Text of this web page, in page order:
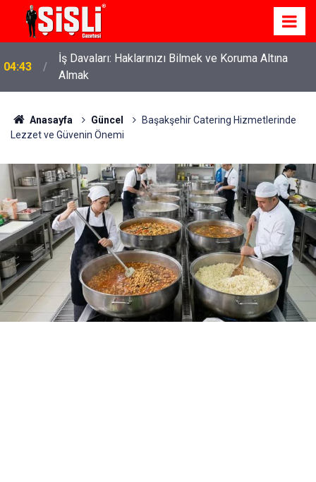
04:43
İş Davaları: Haklarınızı Bilmek ve Koruma Altına
Almak
Anasayfa Güncel
Başakşehir Catering Hizmetlerinde
Lezzet ve Güvenin Önemi